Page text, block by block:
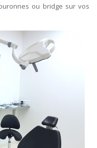
ou bridge sur vos